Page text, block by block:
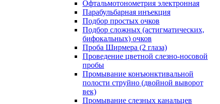
Офтальмотонометрия электронная
Парабульбарная инъекция
Подбор простых очков
Подбор сложных (астигматических,
бифокальных) очков
Проба Ширмера (2 глаза)
Проведение цветной слезно-носовой
пробы
Промывание конъюнктивальной
полости струйно (двойной выворот
век)
Промывание слезных канальцев